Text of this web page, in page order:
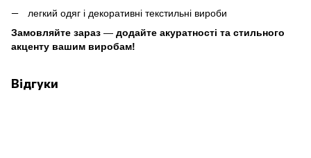
легкий одяг і декоративні текстильні вироби
Замовляйте зараз — додайте акуратності та стильного
акценту вашим виробам!
Відгуки